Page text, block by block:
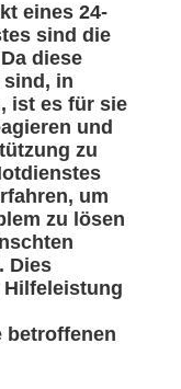
eines 24-
sind die
diese
sind, in
ist es für sie
und
zu
um
zu lösen
Dies
betroffenen